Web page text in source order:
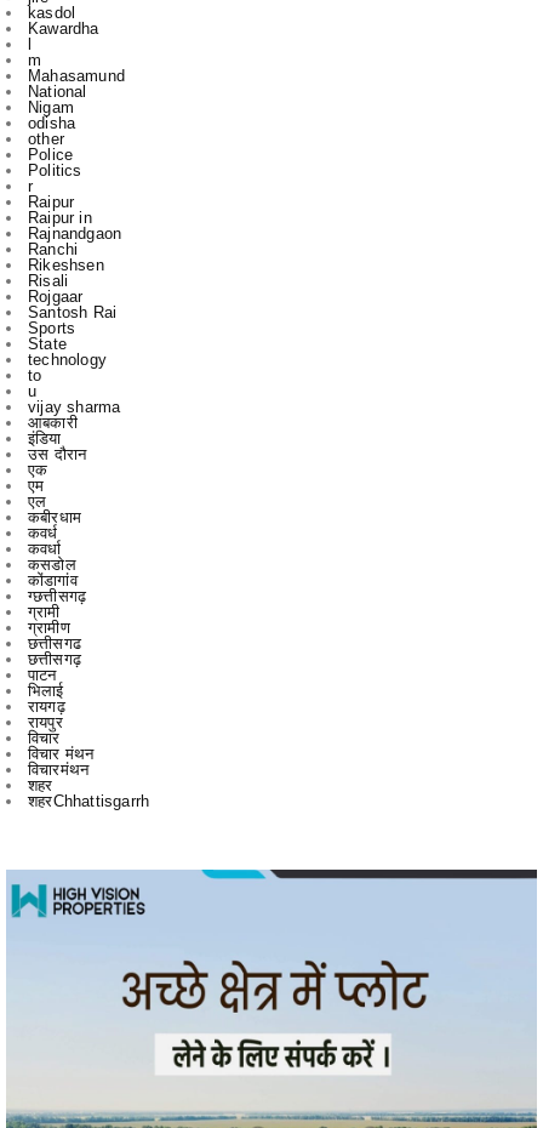
Mahasamund
National
Nigam
odisha
other
Police
Politics
r
Raipur
Raipur in
Rajnandgaon
Ranchi
Rikeshsen
Risali
Rojgaar
Santosh Rai
Sports
State
technology
to
u
vijay sharma
आबकारी
इंडिया
उस दौरान
एक
एम
एल
कबीरधाम
कवर्ध
कवर्धा
कसडोल
कोंडागांव
ग्छत्तीसगढ़
ग्रामी
ग्रामीण
छत्तीसगढ
छत्तीसगढ़
पाटन
भिलाई
रायगढ़
रायपुर
विचार
विचार मंथन
विचारमंथन
शहर
शहरChhattisgarrh